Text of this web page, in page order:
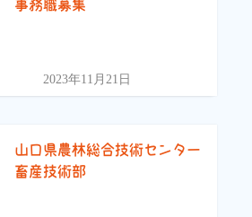
事務職募集
2023年11月21日
山口県農林総合技術センター
畜産技術部